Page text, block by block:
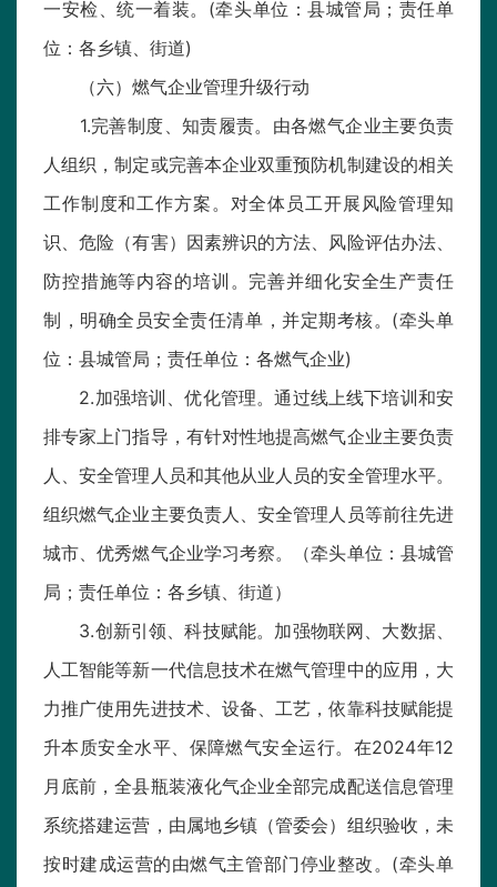
一安检、统一着装。(牵头单位：县城管局；责任单
位：各乡镇、街道)
（六）燃气企业管理升级行动
1.完善制度、知责履责。由各燃气企业主要负责
人组织，制定或完善本企业双重预防机制建设的相关
工作制度和工作方案。对全体员工开展风险管理知
识、危险（有害）因素辨识的方法、风险评估办法、
防控措施等内容的培训。完善并细化安全生产责任
制，明确全员安全责任清单，并定期考核。(牵头单
位：县城管局；责任单位：各燃气企业)
2.加强培训、优化管理。通过线上线下培训和安
排专家上门指导，有针对性地提高燃气企业主要负责
人、安全管理人员和其他从业人员的安全管理水平。
组织燃气企业主要负责人、安全管理人员等前往先进
城市、优秀燃气企业学习考察。（牵头单位：县城管
局；责任单位：各乡镇、街道）
3.创新引领、科技赋能。加强物联网、大数据、
人工智能等新一代信息技术在燃气管理中的应用，大
力推广使用先进技术、设备、工艺，依靠科技赋能提
升本质安全水平、保障燃气安全运行。在2024年12
月底前，全县瓶装液化气企业全部完成配送信息管理
系统搭建运营，由属地乡镇（管委会）组织验收，未
按时建成运营的由燃气主管部门停业整改。(牵头单